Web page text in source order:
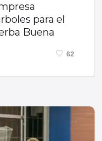
para el
Buena
62